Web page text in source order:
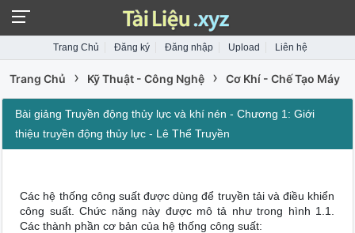
Trang Chủ Đăng ký Đăng nhập Upload Liên hệ
Trang Chủ › Kỹ Thuật - Công Nghệ › Cơ Khí - Chế Tạo Máy
Bài giảng Truyền động thủy lực và khí nén - Chương 1: Giới
thiệu truyền động thủy lực - Lê Thể Truyền
Các hệ thống công suất được dùng để truyền tải và điều khiển
công suất. Chức năng này được mô tả như trong hình 1.1.
Các thành phần cơ bản của hệ thống công suất: